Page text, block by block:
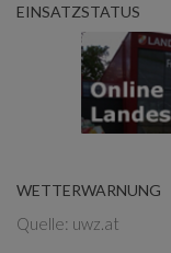
EINSATZSTATUS
WETTERWARNUNG
Quelle: uwz.at